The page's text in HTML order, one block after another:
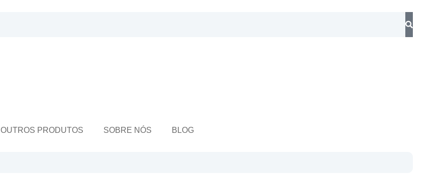
OUTROS PRODUTOS SOBRE NÓS BLOG